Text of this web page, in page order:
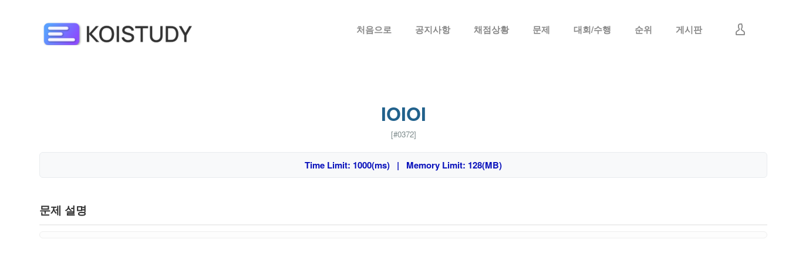
처음으로 공지사항 채점상황 문제 대회/수행 순위 게시판
IOIOI
[#0372]
Time Limit: 1000(ms) | Memory Limit: 128(MB)
문제 설명